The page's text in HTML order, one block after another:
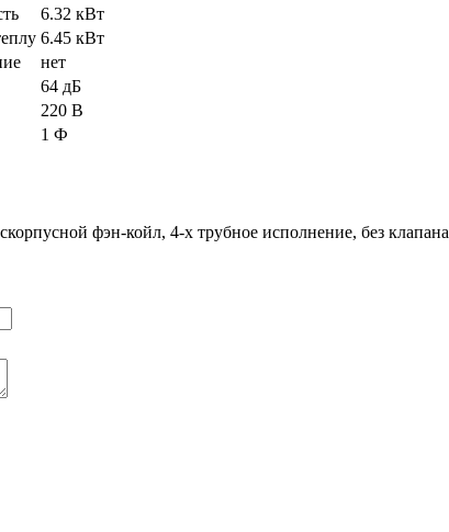
6.32 кВт
6.45 кВт
нет
64 дБ
220 В
1 Ф
фэн-койл, 4-х трубное исполнение, без клапана